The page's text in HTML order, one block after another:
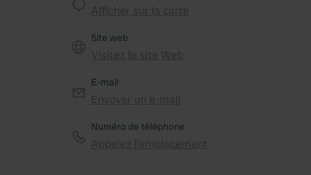
Site web
E-mail
Numéro de téléphone